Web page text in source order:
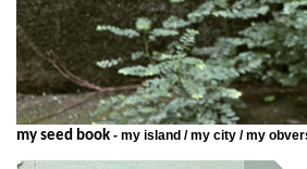
my seed book - my island / my city / my